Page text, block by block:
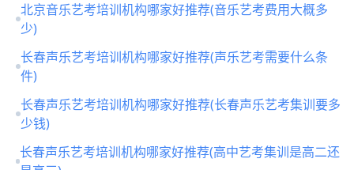
北京音乐艺考培训机构哪家好推荐(音乐艺考费用大概多
少)
长春声乐艺考培训机构哪家好推荐(声乐艺考需要什么条
件)
长春声乐艺考培训机构哪家好推荐(长春声乐艺考集训要多
少钱)
长春声乐艺考培训机构哪家好推荐(高中艺考集训是高二还